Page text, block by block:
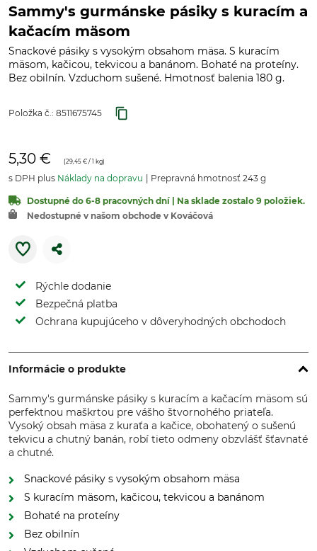
Sammy's gurmánske pásiky s kuracím a
kačacím mäsom
Snackové pásiky s vysokým obsahom mäsa. S kuracím
mäsom, kačicou, tekvicou a banánom. Bohaté na proteíny.
Bez obilnín. Vzduchom sušené. Hmotnosť balenia 180 g.
Položka č.: 8511675745
5,30 € (29,45 € / 1 kg)
s DPH plus Náklady na dopravu Prepravná hmotnosť 243 g
Dostupné do 6-8 pracovných dní | Na sklade zostalo 9 položiek.
Nedostupné v našom obchode v Kováčová
Rýchle dodanie
Bezpečná platba
Ochrana kupujúceho v dôveryhodných obchodoch
Informácie o produkte
Sammy's gurmánske pásiky s kuracím a kačacím mäsom sú
perfektnou maškrtou pre vášho štvornohého priateľa.
Vysoký obsah mäsa z kuraťa a kačice, obohatený o sušenú
tekvicu a chutný banán, robí tieto odmeny obzvlášť šťavnaté
a chutné.
Snackové pásiky s vysokým obsahom mäsa
S kuracím mäsom, kačicou, tekvicou a banánom
Bohaté na proteíny
Bez obilnín